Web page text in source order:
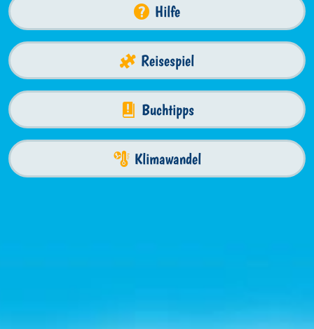
Hilfe
Reisespiel
Buchtipps
Klimawandel